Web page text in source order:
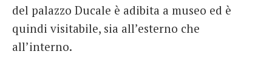
del palazzo Ducale è adibita a museo ed è
quindi visitabile, sia all’esterno che
all’interno.